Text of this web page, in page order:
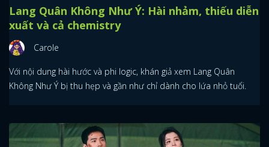
Lang Quân Không Như Ý: Hài nhảm, thiếu diễn
xuất và cả chemistry
Carole
Với nội dung hài hước và phi logic, khán giả xem Lang Quân
Không Như Ý bị thu hẹp và gần như chỉ dành cho lứa nhỏ tuổi.